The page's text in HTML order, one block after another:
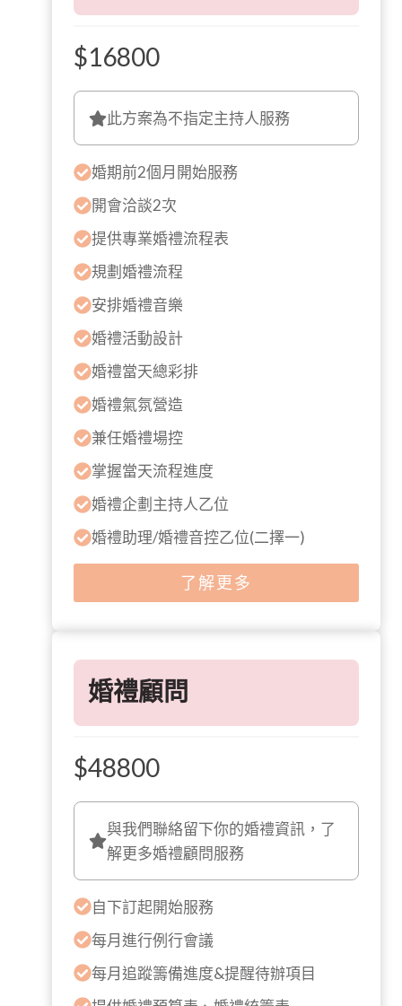
$16800
此方案為不指定主持人服務
婚期前2個月開始服務
開會洽談2次
提供專業婚禮流程表
規劃婚禮流程
安排婚禮音樂
婚禮活動設計
婚禮當天總彩排
婚禮氣氛營造
兼任婚禮場控
掌握當天流程進度
婚禮企劃主持人乙位
婚禮助理/婚禮音控乙位(二擇一)
了解更多
婚禮顧問
$48800
與我們聯絡留下你的婚禮資訊，了
解更多婚禮顧問服務
自下訂起開始服務
每月進行例行會議
每月追蹤籌備進度&提醒待辦項目